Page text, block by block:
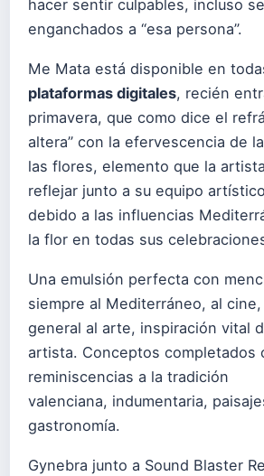
hacer sentir culpables, incluso
enganchados a “esa persona”.
Me Mata está disponible en
plataformas digitales, recién
primavera, que como dice el
altera” con la efervescencia de
las flores, elemento que la
reflejar junto a su equipo
debido a las influencias
la flor en todas sus
Una emulsión perfecta con
siempre al Mediterráneo, al
general al arte, inspiración vital
artista. Conceptos completados
reminiscencias a la tradición
valenciana, indumentaria,
gastronomía.
Gynebra junto a Sound Blaster